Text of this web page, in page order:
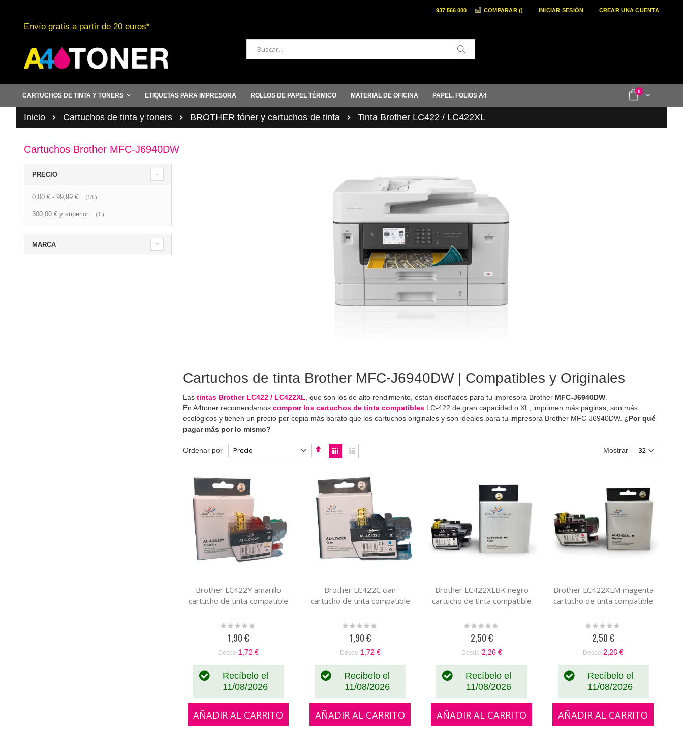
al
contenido
COMPARAR () INICIAR SESIÓN CREAR UNA CUENTA
937 566 000
Envío gratis a partir de 20 euros*
Buscar
Cart
0items
CARTUCHOS DE TINTA Y TONERS ETIQUETAS PARA IMPRESORA ROLLOS DE PAPEL TÉRMICO MATERIAL DE OFICINA PAPEL, FOLIOS A4
Inicio Cartuchos de tinta y toners BROTHER tóner y cartuchos de tinta Tinta Brother LC422 / LC422XL
Cartuchos Brother MFC-J6940DW
Cartuchos de tinta Brother MFC-J6940DW | Compatibles y Originales
Las tintas Brother LC422 / LC422XL , que son los de alto rendimiento, están diseñados para tu impresora Brother MFC-J6940DW.
En A4toner recomendamos comprar los cartuchos de tinta compatiblesLC-422 de gran capacidad o XL, imprimen más páginas, son más
ecológicos y tienen un precio por copia más barato que los cartuchos originales y son ideales para tu impresora Brother MFC-J6940DW. ¿Por qué
pagar más por lo mismo?
Ordenar por
Fijar
Dirección
Ver
como
Mostrar
Brother LC422Y amarillo
cartucho de tinta compatible
Rating:
1,90 €
Desde 1,72 €
Recíbelo el
11/08/2026
AÑADIR AL CARRITO
Brother LC422C cian
cartucho de tinta compatible
Rating:
1,90 €
Desde 1,72 €
Recíbelo el
11/08/2026
AÑADIR AL CARRITO
Brother LC422XLBK negro
cartucho de tinta compatible
Rating:
2,50 €
Desde 2,26 €
Recíbelo el
11/08/2026
AÑADIR AL CARRITO
Brother LC422XLM magenta
cartucho de tinta compatible
Rating:
2,50 €
Desde 2,26 €
Recíbelo el
11/08/2026
AÑADIR AL CARRITO
PRECIO
0,00 € - 99,99 € 18 artículo
300,00 € y superior 1 artículo
MARCA